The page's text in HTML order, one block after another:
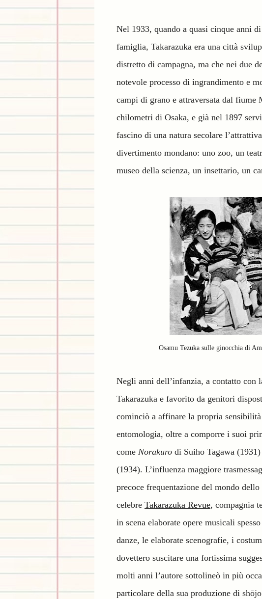
Nel 1933, quando a quasi cinque anni
famiglia, Takarazuka era una città
distretto di campagna, ma che nei due
notevole processo di ingrandimento e
campi di grano e attraversata dal fiume
chilometri di Osaka, e già nel 1897
fascino di una natura secolare
divertimento mondano: uno zoo, un
museo della scienza, un insettario, un
Osamu Tezuka sulle ginocchia di
Negli anni dell’infanzia, a contatto
Takarazuka e favorito da genitori
cominciò a affinare la propria
entomologia, oltre a comporre i suoi
come Norakuro di Suiho Tagawa (1931)
(1934). L’influenza maggiore
precoce frequentazione del mondo
celebre Takarazuka Revue, compagnia
in scena elaborate opere musicali
danze, le elaborate scenografie, i
dovettero suscitare una fortissima
molti anni l’autore sottolineò in più
particolare della sua produzione di